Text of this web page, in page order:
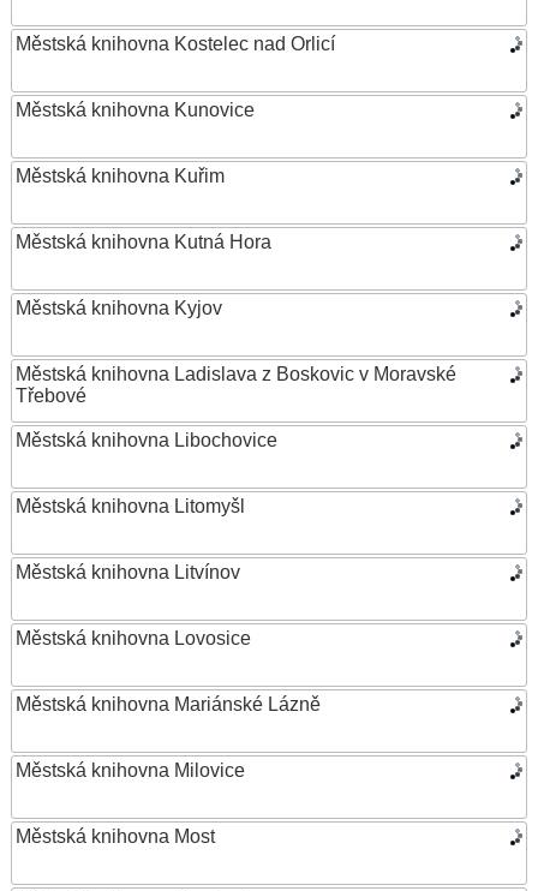
Městská knihovna Kostelec nad Orlicí
Městská knihovna Kunovice
Městská knihovna Kuřim
Městská knihovna Kutná Hora
Městská knihovna Kyjov
Městská knihovna Ladislava z Boskovic v Moravské
Třebové
Městská knihovna Libochovice
Městská knihovna Litomyšl
Městská knihovna Litvínov
Městská knihovna Lovosice
Městská knihovna Mariánské Lázně
Městská knihovna Milovice
Městská knihovna Most